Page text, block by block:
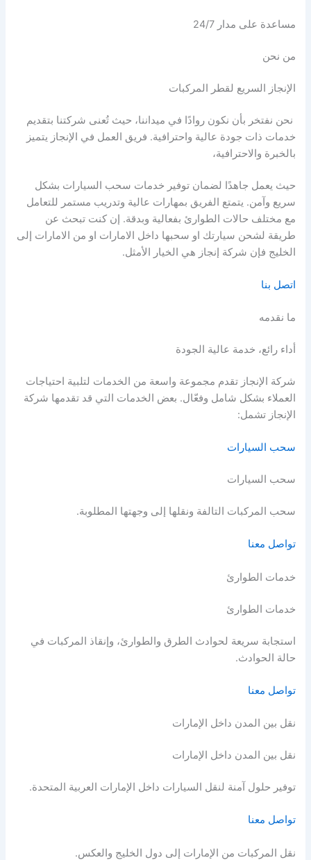
مساعدة على مدار 24/7
من نحن
الإنجاز السريع لقطر المركبات
نحن نفتخر بأن نكون روادًا في ميداننا، حيث تُعنى شركتنا بتقديم
خدمات ذات جودة عالية واحترافية. فريق العمل في الإنجاز يتميز
بالخبرة والاحترافية،
حيث يعمل جاهدًا لضمان توفير خدمات سحب السيارات بشكل
سريع وآمن. يتمتع الفريق بمهارات عالية وتدريب مستمر للتعامل
مع مختلف حالات الطوارئ بفعالية وبدقة. إن كنت تبحث عن
طريقة لشحن سيارتك او سحبها داخل الامارات او من الامارات إلى
الخليج فإن شركة إنجاز هي الخيار الأمثل.
اتصل بنا
ما نقدمه
أداء رائع، خدمة عالية الجودة
شركة الإنجاز تقدم مجموعة واسعة من الخدمات لتلبية احتياجات
العملاء بشكل شامل وفعّال. بعض الخدمات التي قد تقدمها شركة
الإنجاز تشمل:
سحب السيارات
سحب السيارات
سحب المركبات التالفة ونقلها إلى وجهتها المطلوبة.
تواصل معنا
خدمات الطوارئ
خدمات الطوارئ
استجابة سريعة لحوادث الطرق والطوارئ، وإنقاذ المركبات في
حالة الحوادث.
تواصل معنا
نقل بين المدن داخل الإمارات
نقل بين المدن داخل الإمارات
توفير حلول آمنة لنقل السيارات داخل الإمارات العربية المتحدة.
تواصل معنا
نقل المركبات من الإمارات إلى دول الخليج والعكس.